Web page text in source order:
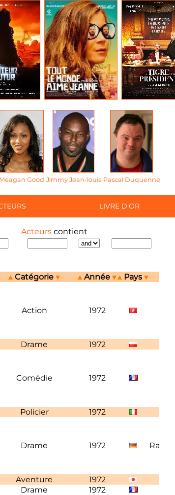
Meagan Good Jimmy Jean-louis Pascal Duquenne
LIVRE D'OR
Acteurs contient
Catégorie Année Pays
Action 1972
Drame 1972
Comédie 1972
Policier 1972
Drame 1972
Aventure
1972
Drame 1972